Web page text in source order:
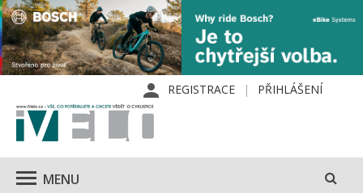
REGISTRACE PŘIHLÁŠENÍ
MENU